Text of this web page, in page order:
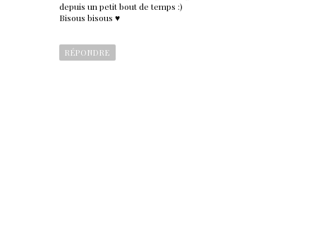
depuis un petit bout de temps :)
Bisous bisous ♥
RÉPONDRE